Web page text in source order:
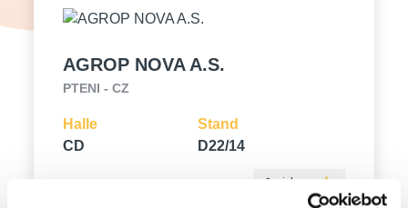
AGROP NOVA A.S.
PTENI - CZ
Halle
CD
Stand
D22/14
Speichern